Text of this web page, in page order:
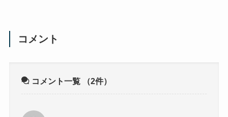
コメント
コメント一覧 （2件）